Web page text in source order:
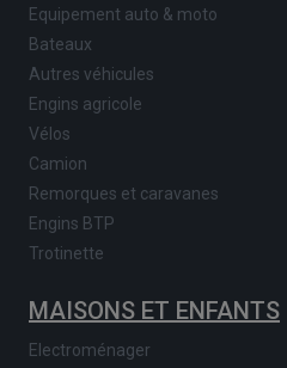
Equipement auto & moto
Bateaux
Autres véhicules
Engins agricole
Vélos
Camion
Remorques et caravanes
Engins BTP
Trotinette
MAISONS ET ENFANTS
Electroménager